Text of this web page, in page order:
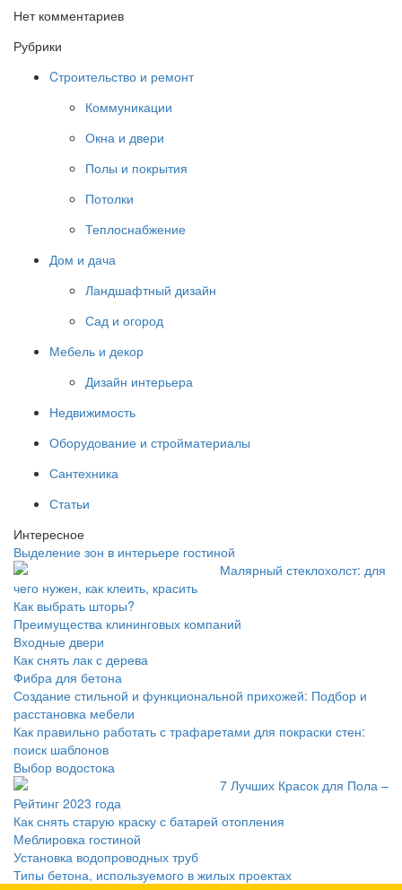
Нет комментариев
Рубрики
Cтроительство и ремонт
Коммуникации
Окна и двери
Полы и покрытия
Потолки
Теплоснабжение
Дом и дача
Ландшафтный дизайн
Сад и огород
Мебель и декор
Дизайн интерьера
Недвижимость
Оборудование и стройматериалы
Сантехника
Статьи
Интересное
Выделение зон в интерьере гостиной
Малярный стеклохолст: для
чего нужен, как клеить, красить
Как выбрать шторы?
Преимущества клининговых компаний
Входные двери
Как снять лак с дерева
Фибра для бетона
Создание стильной и функциональной прихожей: Подбор и
расстановка мебели
Как правильно работать с трафаретами для покраски стен:
поиск шаблонов
Выбор водостока
7 Лучших Красок для Пола –
Рейтинг 2023 года
Как снять старую краску с батарей отопления
Меблировка гостиной
Установка водопроводных труб
Типы бетона, используемого в жилых проектах